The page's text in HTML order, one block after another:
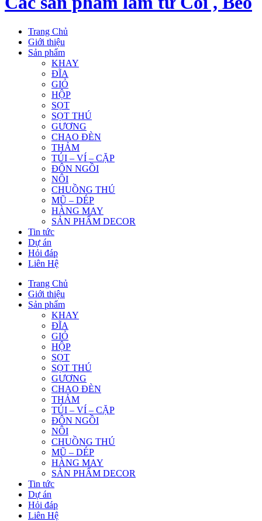
Trang Chủ
Giới thiệu
Sản phẩm
KHAY
ĐĨA
GIỎ
HỘP
SỌT
SỌT THÚ
GƯƠNG
CHAO ĐÈN
THẢM
TÚI – VÍ – CẶP
ĐÔN NGỒI
NÔI
CHUỒNG THÚ
MŨ – DÉP
HÀNG MAY
SẢN PHẨM DECOR
Tin tức
Dự án
Hỏi đáp
Liên Hệ
Trang Chủ
Giới thiệu
Sản phẩm
KHAY
ĐĨA
GIỎ
HỘP
SỌT
SỌT THÚ
GƯƠNG
CHAO ĐÈN
THẢM
TÚI – VÍ – CẶP
ĐÔN NGỒI
NÔI
CHUỒNG THÚ
MŨ – DÉP
HÀNG MAY
SẢN PHẨM DECOR
Tin tức
Dự án
Hỏi đáp
Liên Hệ